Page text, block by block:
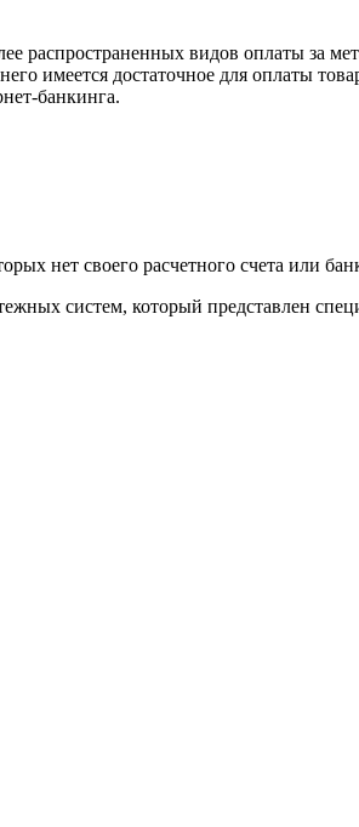
распространенных видов оплаты за
имеется достаточное для оплаты
банкинга.
нет своего расчетного счета или
систем, который представлен